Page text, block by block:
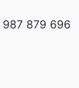
987 879 696